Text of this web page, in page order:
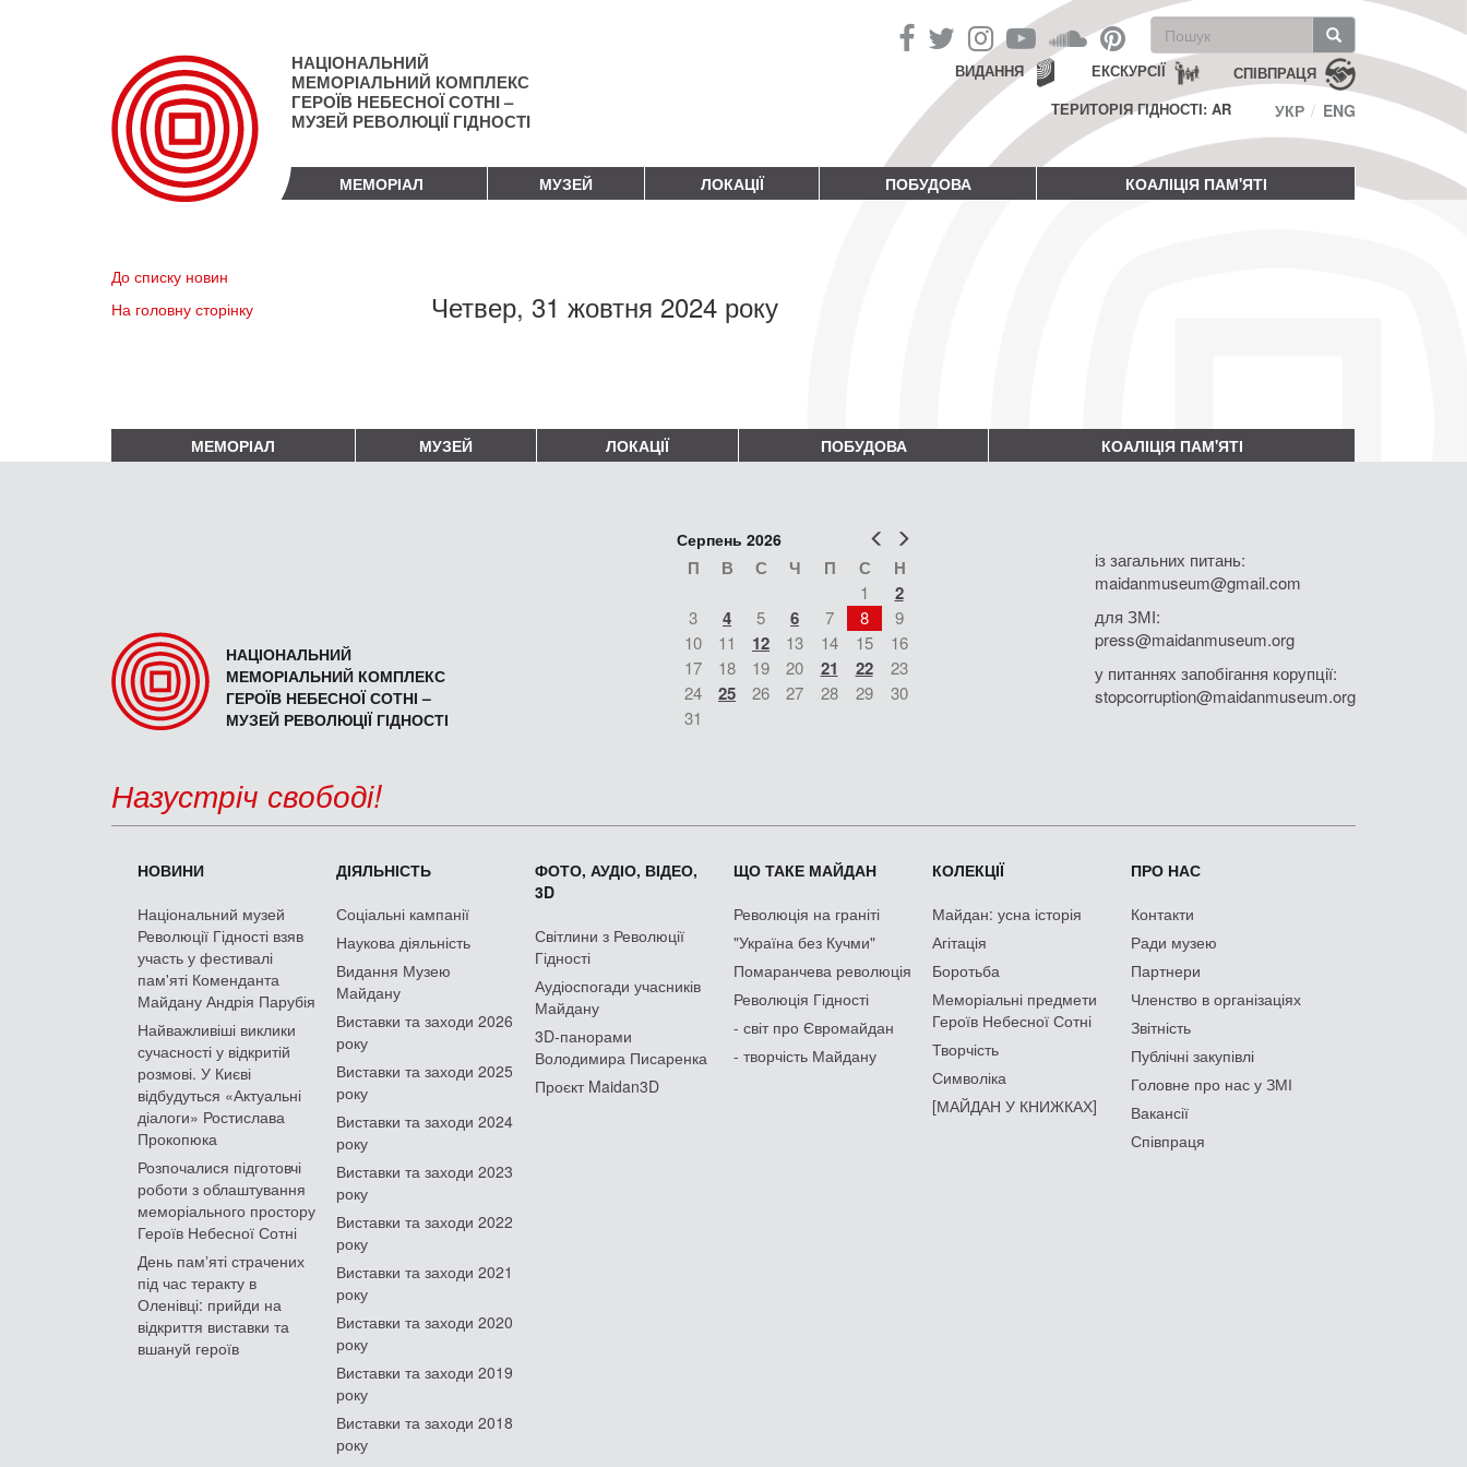
НАЦІОНАЛЬНИЙ
МЕМОРІАЛЬНИЙ КОМПЛЕКС
ГЕРОЇВ НЕБЕСНОЇ СОТНІ –
МУЗЕЙ РЕВОЛЮЦІЇ ГІДНОСТІ
Пошукова
форма
Пошук СПІВПРАЦЯ
ЕКСКУРСІЇ
ВИДАННЯ
ТЕРИТОРІЯ ГІДНОСТІ: AR
УКР ENG
МЕМОРІАЛ МУЗЕЙ ЛОКАЦІЇ ПОБУДОВА КОАЛІЦІЯ ПАМ'ЯТІ
До списку новин
На головну сторінку
Четвер, 31 жовтня 2024 року
МЕМОРІАЛ МУЗЕЙ ЛОКАЦІЇ ПОБУДОВА КОАЛІЦІЯ ПАМ'ЯТІ
НАЦІОНАЛЬНИЙ
МЕМОРІАЛЬНИЙ КОМПЛЕКС
ГЕРОЇВ НЕБЕСНОЇ СОТНІ –
МУЗЕЙ РЕВОЛЮЦІЇ ГІДНОСТІ
Попер
Серпень 2026
П В С Ч П С Н
1 2
3 4 5 6 7 8
9
10
11 12 13 14 15
16
17
18 19 20 21 22
23
24
25 26 27 28 29
30
31
із загальних питань:
maidanmuseum@gmail.com
для ЗМІ:
press@maidanmuseum.org
у питаннях запобігання корупції:
stopcorruption@maidanmuseum.org
Назустріч свободі!
НОВИНИ
Національний музей
Революції Гідності взяв
участь у фестивалі
пам'яті Коменданта
Майдану Андрія Парубія
Найважливіші виклики
сучасності у відкритій
розмові. У Києві
відбудуться «Актуальні
діалоги» Ростислава
Прокопюка
Розпочалися підготовчі
роботи з облаштування
меморіального простору
Героїв Небесної Сотні
День памʼяті страчених
під час теракту в
Оленівці: прийди на
відкриття виставки та
вшануй героїв
ДІЯЛЬНІСТЬ
Соціальні кампанії
Наукова діяльність
Видання Музею
Майдану
Виставки та заходи 2026
року
Виставки та заходи 2025
року
Виставки та заходи 2024
року
Виставки та заходи 2023
року
Виставки та заходи 2022
року
Виставки та заходи 2021
року
Виставки та заходи 2020
року
Виставки та заходи 2019
року
Виставки та заходи 2018
року
ФОТО, АУДІО, ВІДЕО,
3D
Світлини з Революції
Гідності
Аудіоспогади учасників
Майдану
3D-панорами
Володимира Писаренка
Проєкт Maidan3D
ЩО ТАКЕ МАЙДАН
Революція на граніті
"Україна без Кучми"
Помаранчева революція
Революція Гідності
- світ про Євромайдан
- творчість Майдану
КОЛЕКЦІЇ
Майдан: усна історія
Агітація
Боротьба
Меморіальні предмети
Героїв Небесної Сотні
Творчість
Символіка
[МАЙДАН У КНИЖКАХ]
ПРО НАС
Контакти
Ради музею
Партнери
Членство в організаціях
Звітність
Публічні закупівлі
Головне про нас у ЗМІ
Вакансії
Співпраця